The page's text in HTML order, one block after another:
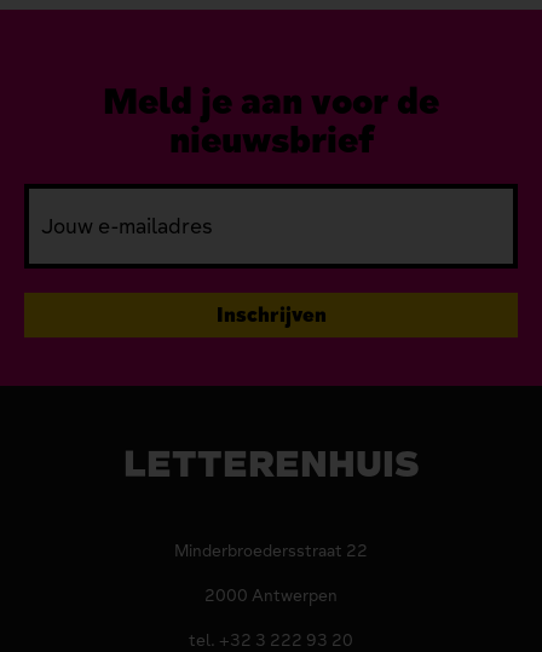
Meld je aan voor de
nieuwsbrief
LETTERENHUIS
Minderbroedersstraat 22
2000 Antwerpen
tel. +32 3 222 93 20